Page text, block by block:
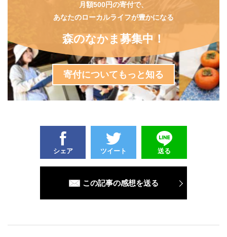
月額500円の寄付で、
あなたのローカルライフが豊かになる
森のなかま募集中！
寄付についてもっと知る
シェア ツイート 送る
この記事の感想を送る